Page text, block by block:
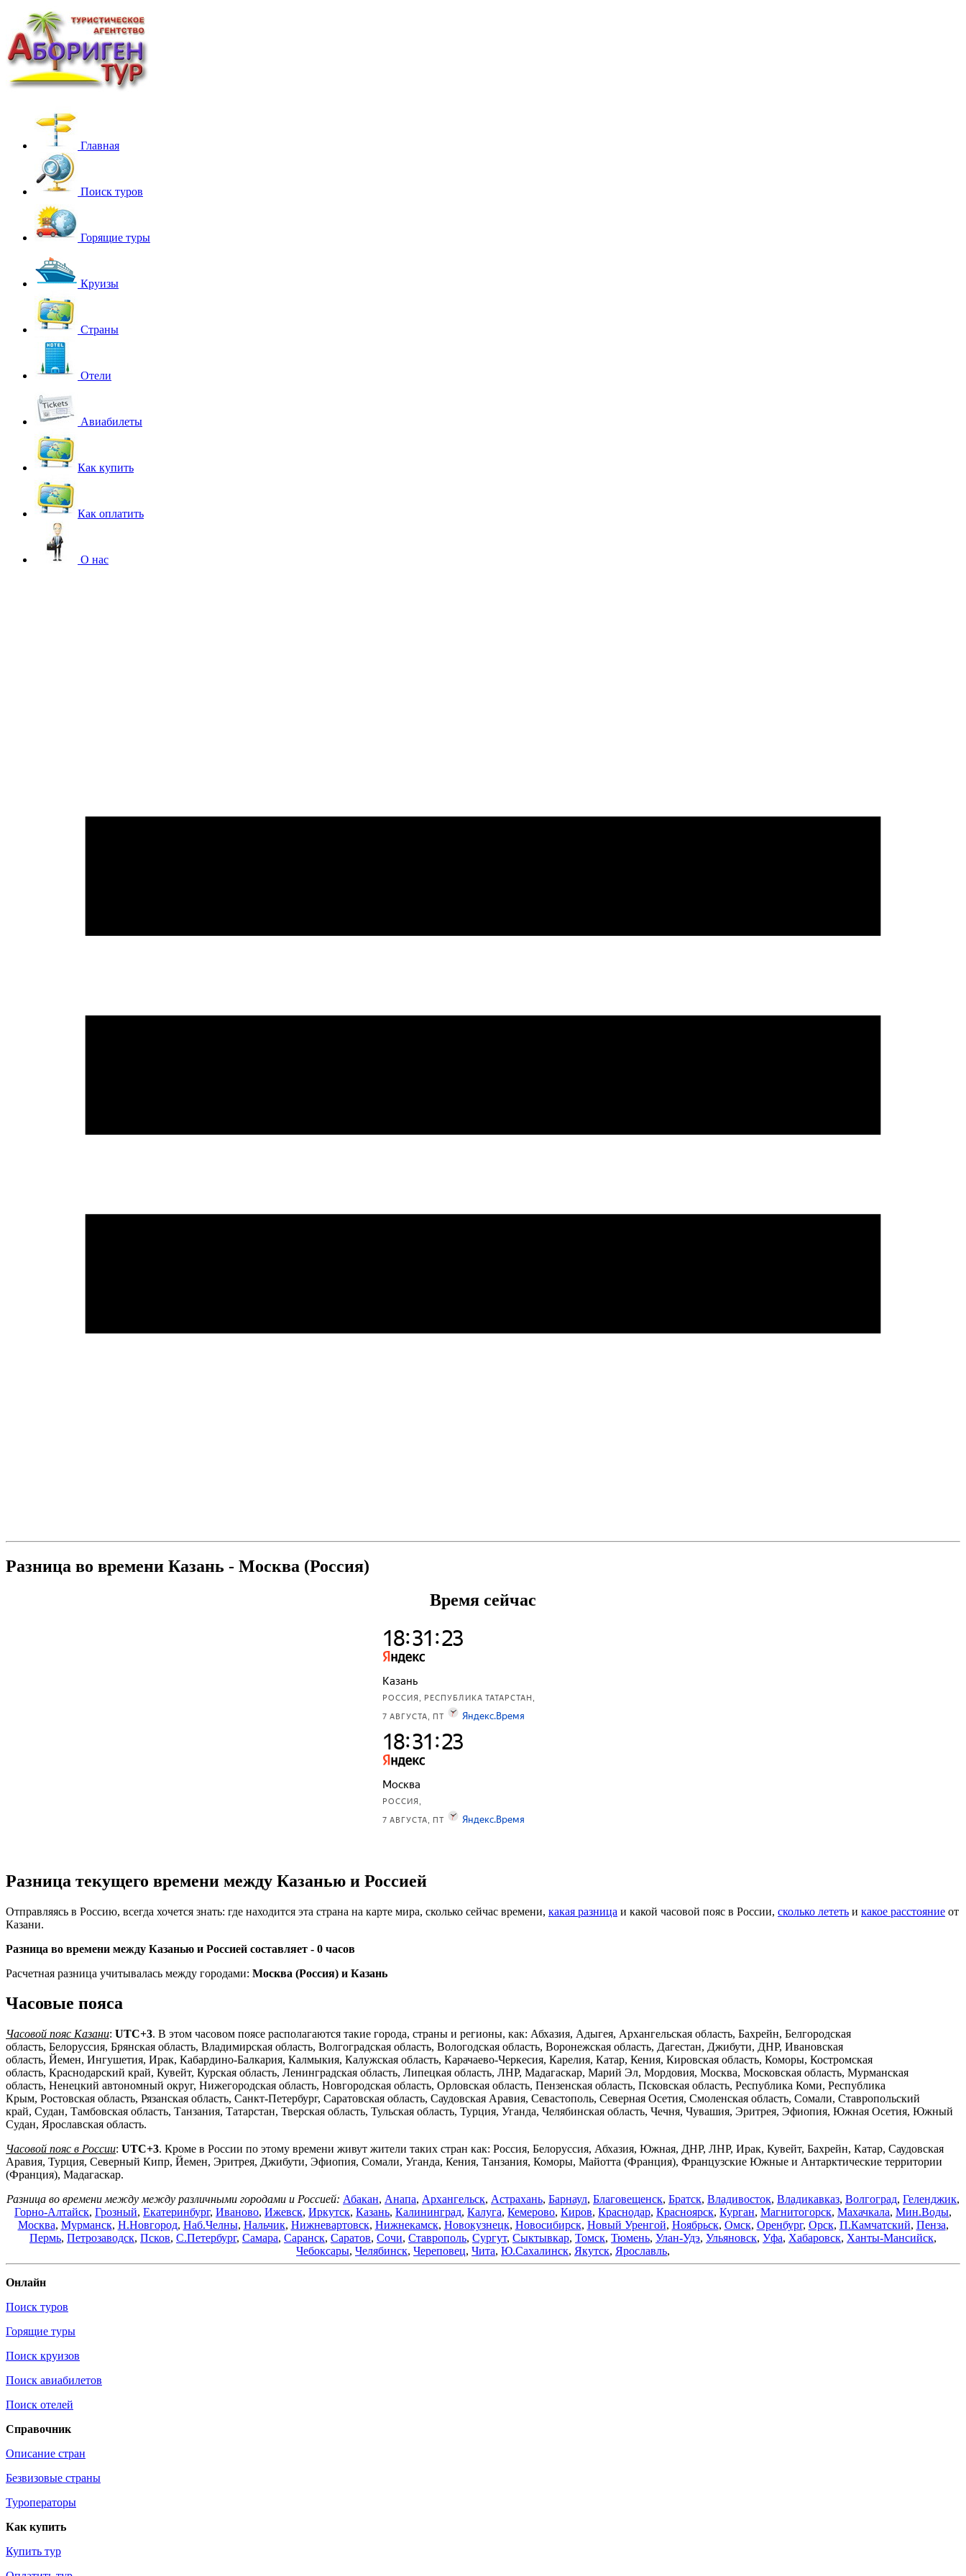
Главная
Поиск туров
Горящие туры
Круизы
Страны
Отели
Авиабилеты
Как купить
Как оплатить
О нас
Разница во времени Казань - Москва (Россия)
Время сейчас
Разница текущего времени между Казанью и Россией
Отправляясь в Россию, всегда хочется знать: где находится эта страна на карте мира, сколько сейчас времени, какая разница и какой часовой пояс в России, сколько лететь и какое расстояние от
Казани.
Разница во времени между Казанью и Россией составляет - 0 часов
Расчетная разница учитывалась между городами: Москва (Россия) и Казань
Часовые пояса
Часовой пояс Казани: UTC+3. В этом часовом поясе располагаются такие города, страны и регионы, как: Абхазия, Адыгея, Архангельская область, Бахрейн, Белгородская
область, Белоруссия, Брянская область, Владимирская область, Волгоградская область, Вологодская область, Воронежская область, Дагестан, Джибути, ДНР, Ивановская
область, Йемен, Ингушетия, Ирак, Кабардино-Балкария, Калмыкия, Калужская область, Карачаево-Черкесия, Карелия, Катар, Кения, Кировская область, Коморы, Костромская
область, Краснодарский край, Кувейт, Курская область, Ленинградская область, Липецкая область, ЛНР, Мадагаскар, Марий Эл, Мордовия, Москва, Московская область, Мурманская
область, Ненецкий автономный округ, Нижегородская область, Новгородская область, Орловская область, Пензенская область, Псковская область, Республика Коми, Республика
Крым, Ростовская область, Рязанская область, Санкт-Петербург, Саратовская область, Саудовская Аравия, Севастополь, Северная Осетия, Смоленская область, Сомали, Ставропольский
край, Судан, Тамбовская область, Танзания, Татарстан, Тверская область, Тульская область, Турция, Уганда, Челябинская область, Чечня, Чувашия, Эритрея, Эфиопия, Южная Осетия, Южный
Судан, Ярославская область.
Часовой пояс в России: UTC+3. Кроме в России по этому времени живут жители таких стран как: Россия, Белоруссия, Абхазия, Южная, ДНР, ЛНР, Ирак, Кувейт, Бахрейн, Катар, Саудовская
Аравия, Турция, Северный Кипр, Йемен, Эритрея, Джибути, Эфиопия, Сомали, Уганда, Кения, Танзания, Коморы, Майотта (Франция), Французские Южные и Антарктические территории
(Франция), Мадагаскар.
Разница во времени между между различными городами и Россией: Абакан, Анапа, Архангельск, Астрахань, Барнаул, Благовещенск, Братск, Владивосток, Владикавказ, Волгоград, Геленджик,
Горно-Алтайск, Грозный, Екатеринбург, Иваново, Ижевск, Иркутск, Казань, Калининград, Калуга, Кемерово, Киров, Краснодар, Красноярск, Курган, Магнитогорск, Махачкала, Мин.Воды,
Москва, Мурманск, Н.Новгород, Наб.Челны, Нальчик, Нижневартовск, Нижнекамск, Новокузнецк, Новосибирск, Новый Уренгой, Ноябрьск, Омск, Оренбург, Орск, П.Камчатский, Пенза,
Пермь, Петрозаводск, Псков, С.Петербург, Самара, Саранск, Саратов, Сочи, Ставрополь, Сургут, Сыктывкар, Томск, Тюмень, Улан-Удэ, Ульяновск, Уфа, Хабаровск, Ханты-Мансийск,
Чебоксары, Челябинск, Череповец, Чита, Ю.Сахалинск, Якутск, Ярославль,
Онлайн
Поиск туров
Горящие туры
Поиск круизов
Поиск авиабилетов
Поиск отелей
Справочник
Описание стран
Безвизовые страны
Туроператоры
Как купить
Купить тур